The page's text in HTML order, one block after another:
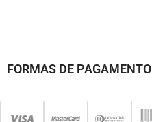
FORMAS DE PAGAMENTO